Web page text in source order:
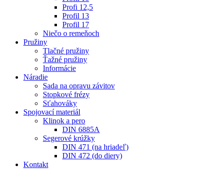
Profi 12,5
Profil 13
Profil 17
Niečo o remeňoch
Pružiny
Tlačné pružiny
Ťažné pružiny
Informácie
Náradie
Sada na opravu závitov
Stopkové frézy
Sťahováky
Spojovací materiál
Klinok a pero
DIN 6885A
Segerové krúžky
DIN 471 (na hriadeľ)
DIN 472 (do diery)
Kontakt